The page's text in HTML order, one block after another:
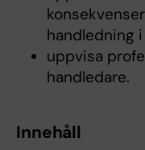
handledning
uppvisa
handledare.
Innehåll